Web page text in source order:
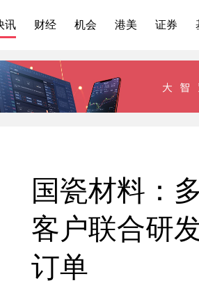
讯 财经 机会 港美 证券
国瓷材料：
客户联合研
订单